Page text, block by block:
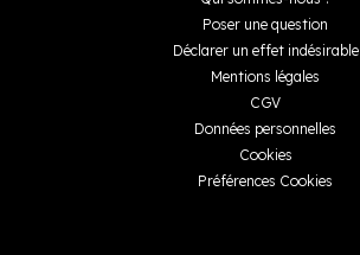
Poser une question
Déclarer un effet indésirable
Mentions légales
CGV
Données personnelles
Cookies
Préférences Cookies